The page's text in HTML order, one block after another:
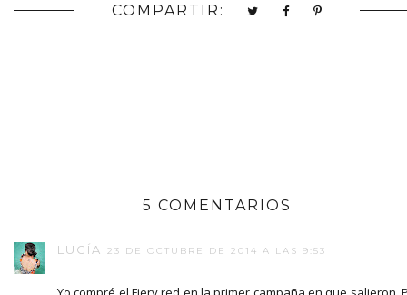
COMPARTIR:
5 COMENTARIOS
LUCÍA 23 DE OCTUBRE DE 2014 A LAS 9:53